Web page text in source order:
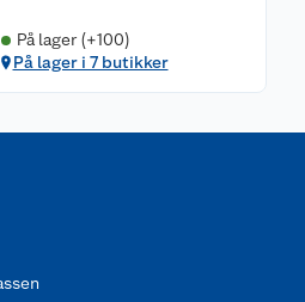
På lager (+100)
På lager i 7 butikker